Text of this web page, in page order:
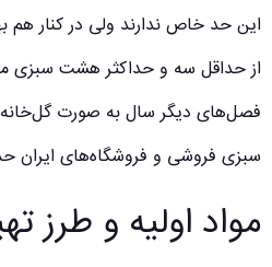
این حد خاص ندارند ولی در کنار هم
از حداقل سه و حداکثر هشت سبزی
فصل‌های دیگر سال به صورت
سبزی فروشی و فروشگاه‌های ایران
مواد اولیه و طرز